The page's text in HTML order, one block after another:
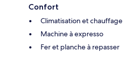
Confort
Climatisation et chauffage
Machine à expresso
Fer et planche à repasser